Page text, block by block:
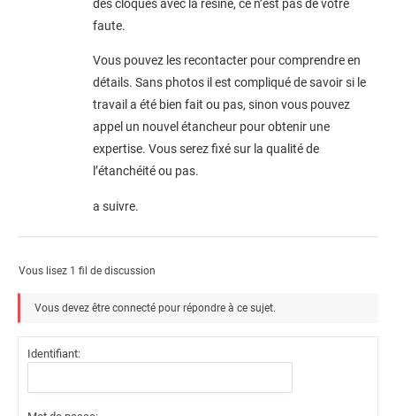
des cloques avec la résine, ce n’est pas de votre
faute.
Vous pouvez les recontacter pour comprendre en
détails. Sans photos il est compliqué de savoir si le
travail a été bien fait ou pas, sinon vous pouvez
appel un nouvel étancheur pour obtenir une
expertise. Vous serez fixé sur la qualité de
l’étanchéité ou pas.
a suivre.
Vous lisez 1 fil de discussion
Vous devez être connecté pour répondre à ce sujet.
Identifiant: